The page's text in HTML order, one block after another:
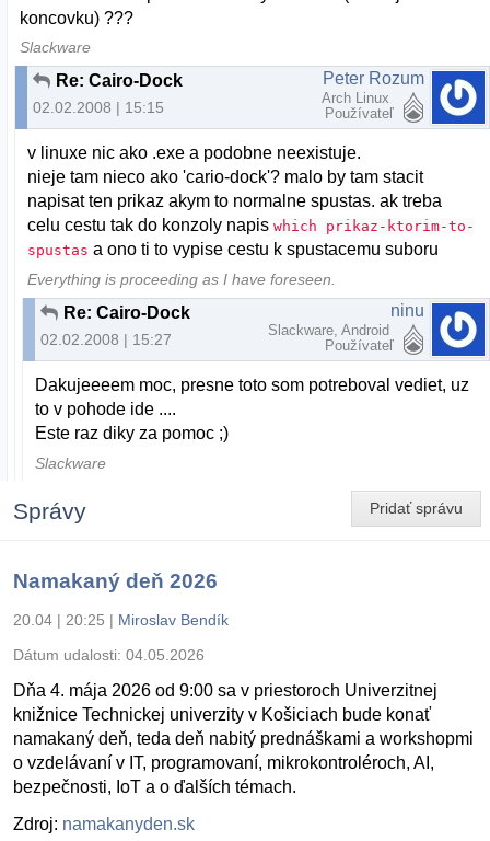
koncovku) ???
Slackware
Re: Cairo-Dock
02.02.2008 | 15:15
Peter Rozum
Arch Linux
Používateľ
v linuxe nic ako .exe a podobne neexistuje.
nieje tam nieco ako 'cario-dock'? malo by tam stacit
napisat ten prikaz akym to normalne spustas. ak treba
celu cestu tak do konzoly napiswhich prikaz-ktorim-to-
spustas a ono ti to vypise cestu k spustacemu suboru
Everything is proceeding as I have foreseen.
Re: Cairo-Dock
02.02.2008 | 15:27
ninu
Slackware, Android
Používateľ
Dakujeeeem moc, presne toto som potreboval vediet, uz
to v pohode ide ....
Este raz diky za pomoc ;)
Slackware
Pridať správu
Správy
Namakaný deň 2026
20.04 | 20:25 | Miroslav Bendík
Dátum udalosti: 04.05.2026
Dňa 4. mája 2026 od 9:00 sa v priestoroch Univerzitnej
knižnice Technickej univerzity v Košiciach bude konať
namakaný deň, teda deň nabitý prednáškami a workshopmi
o vzdelávaní v IT, programovaní, mikrokontroléroch, AI,
bezpečnosti, IoT a o ďalších témach.
Zdroj: namakanyden.sk